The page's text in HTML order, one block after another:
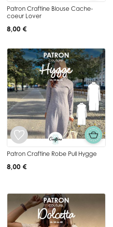
Patron Craftine Blouse Cache-
coeur Lover
8,00 €
Patron Craftine Robe Pull Hygge
8,00 €